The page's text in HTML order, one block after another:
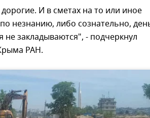
И в сметах на то или иное
незнанию, либо сознательно,
не закладываются", - подчеркнул
РАН.